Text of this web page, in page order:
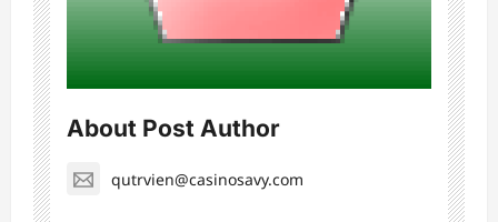
About Post Author
qutrvien@casinosavy.com